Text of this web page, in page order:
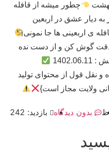
چطور میشه از قافله
به دیار عشق در اربعین
ی اربعینی ها جا نمونی
دقت گوش کن و از دست نده
و نقل قول از محتوای تولید
ولایت مجاز است}
بدون دیدگاه بازدید: 242